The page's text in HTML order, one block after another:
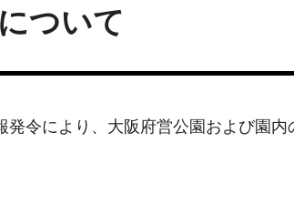
ついて
令により、大阪府営公園および園内